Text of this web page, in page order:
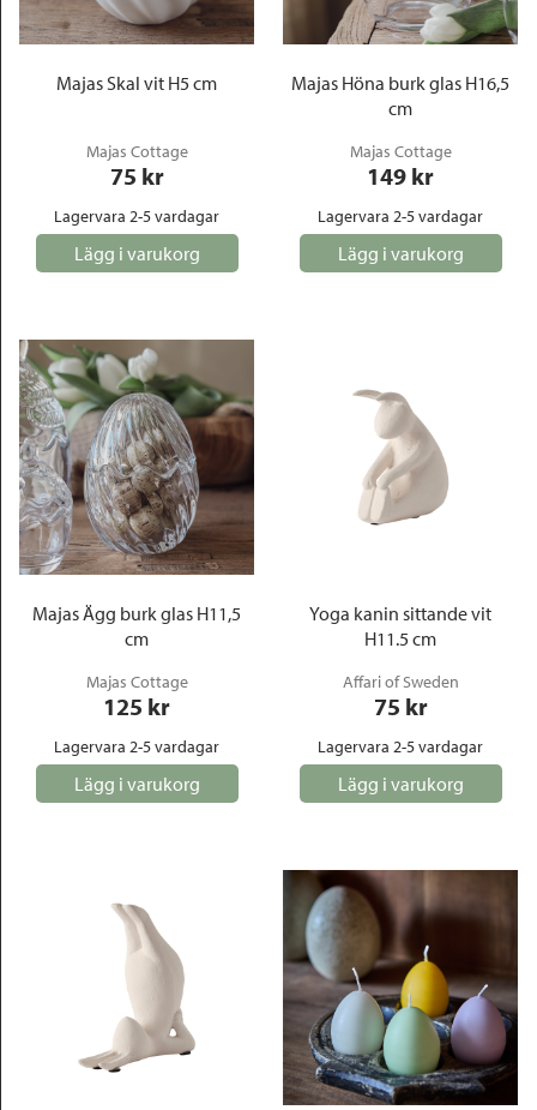
Majas Skal vit H5 cm
Majas Cottage
75 kr
Lagervara 2-5 vardagar
Lägg i varukorg
Majas Höna burk glas H16,5
cm
Majas Cottage
149 kr
Lagervara 2-5 vardagar
Lägg i varukorg
Majas Ägg burk glas H11,5
cm
Majas Cottage
125 kr
Lagervara 2-5 vardagar
Lägg i varukorg
Yoga kanin sittande vit
H11.5 cm
Affari of Sweden
75 kr
Lagervara 2-5 vardagar
Lägg i varukorg